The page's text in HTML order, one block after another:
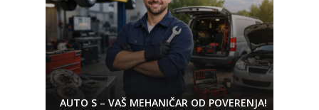
AUTO S – VAŠ MEHANIČAR OD POVERENJA!